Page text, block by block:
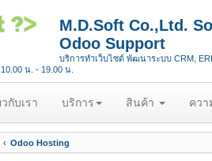
M.D.Soft Co.,Ltd.
Odoo Support
บริการทำเว็บไซต์ พัฒนาระบบ CRM,
น. - 19.00 น.
วกับเรา บริการ สินค้า ควา
Odoo Hosting